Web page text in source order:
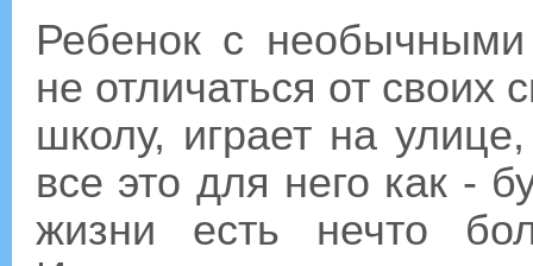
Ребенок с
не отличаться от своих
школу, играет на
все это для него как -
жизни есть нечто